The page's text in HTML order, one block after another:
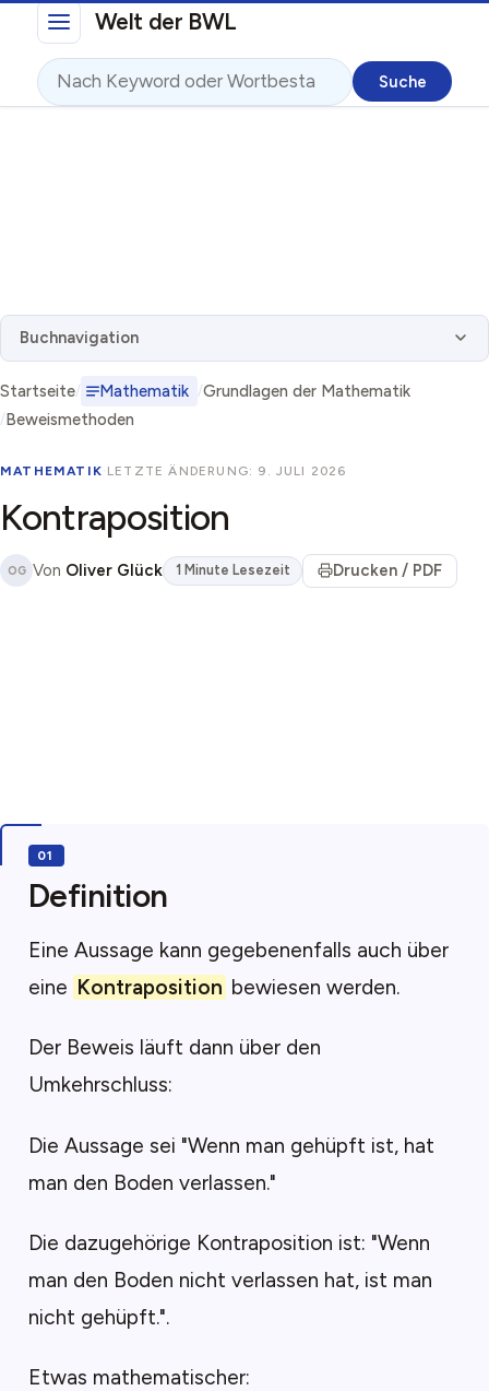
Direkt zum InhaltWelt der BWL
Suche
Buchnavigation
Startseite Mathematik
Grundlagen der Mathematik
Beweismethoden
MATHEMATIK· LETZTE ÄNDERUNG: 9. JULI 2026
Kontraposition
OG Von Oliver Glück 1 Minute Lesezeit Drucken / PDF
Definition
Eine Aussage kann gegebenenfalls auch über
eine Kontraposition bewiesen werden.
Der Beweis läuft dann über den
Umkehrschluss:
Die Aussage sei "Wenn man gehüpft ist, hat
man den Boden verlassen."
Die dazugehörige Kontraposition ist: "Wenn
man den Boden nicht verlassen hat, ist man
nicht gehüpft.".
Etwas mathematischer: